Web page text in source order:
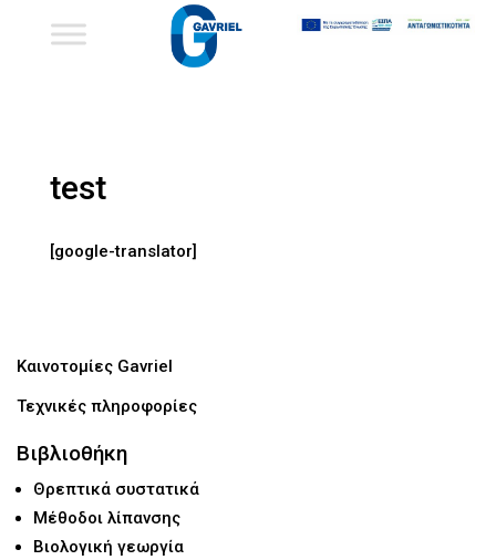
test
[google-translator]
Καινοτομίες Gavriel
Τεχνικές πληροφορίες
Βιβλιοθήκη
Θρεπτικά συστατικά
Μέθοδοι λίπανσης
Βιολογική γεωργία